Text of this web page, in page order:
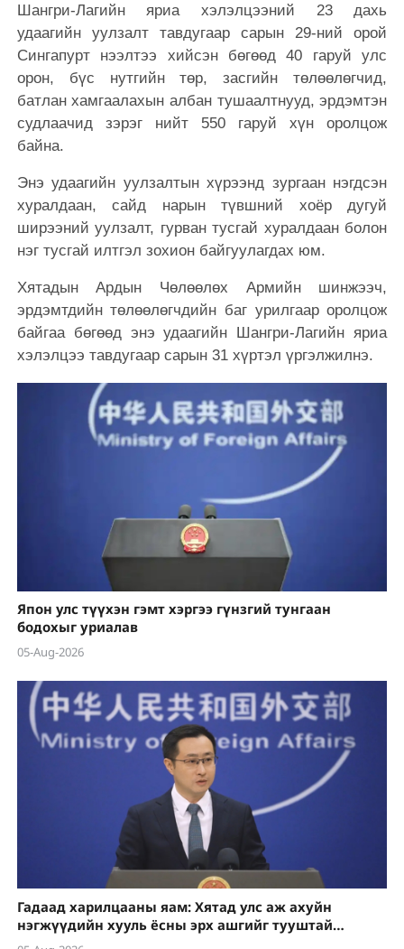
Шангри-Лагийн яриа хэлэлцээний 23 дахь
удаагийн уулзалт тавдугаар сарын 29-ний орой
Сингапурт нээлтээ хийсэн бөгөөд 40 гаруй улс
орон, бүс нутгийн төр, засгийн төлөөлөгчид,
батлан хамгаалахын албан тушаалтнууд, эрдэмтэн
судлаачид зэрэг нийт 550 гаруй хүн оролцож
байна.
Энэ удаагийн уулзалтын хүрээнд зургаан нэгдсэн
хуралдаан, сайд нарын түвшний хоёр дугуй
ширээний уулзалт, гурван тусгай хуралдаан болон
нэг тусгай илтгэл зохион байгуулагдах юм.
Хятадын Ардын Чөлөөлөх Армийн шинжээч,
эрдэмтдийн төлөөлөгчдийн баг урилгаар оролцож
байгаа бөгөөд энэ удаагийн Шангри-Лагийн яриа
хэлэлцээ тавдугаар сарын 31 хүртэл үргэлжилнэ.
Япон улс түүхэн гэмт хэргээ гүнзгий тунгаан
бодохыг уриалав
05-Aug-2026
Гадаад харилцааны яам: Хятад улс аж ахуйн
нэгжүүдийн хууль ёсны эрх ашгийг тууштай
хамгаална